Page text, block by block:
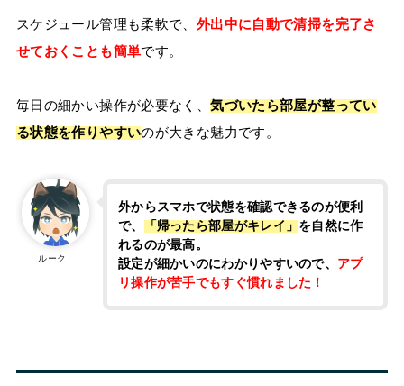
スケジュール管理も柔軟で、 外出中に自動で清掃を完了さ
せておくことも簡単です。
毎日の細かい操作が必要なく、気づいたら部屋が整ってい
る状態を作りやすいのが大きな魅力です。
ルーク
外からスマホで状態を確認できるのが便利
で、
「帰ったら部屋がキレイ」 を自然に作
れるのが最高。
設定が細かいのにわかりやすいので、 アプ
リ操作が苦手でもすぐ慣れました！